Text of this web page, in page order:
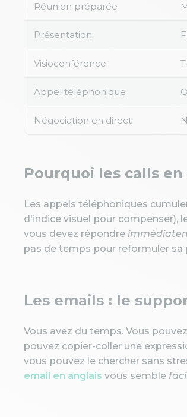
Réunion préparée
Présentation
Visioconférence
Appel téléphonique
Négociation en direct
Pourquoi les calls
Les appels téléphoniques
d'indice visuel pour compenser),
vous devez répondre
pas de temps pour reformuler sa
Les emails : le
Vous avez du temps. Vous
pouvez copier-coller une
vous pouvez le chercher sans
email en anglais vous semble